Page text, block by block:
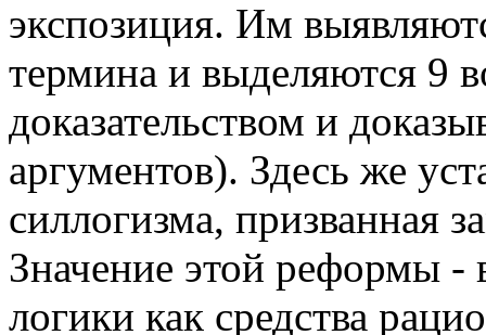
экспозиция. Им
термина и выделяются 9
доказательством и
аргументов). Здесь же
силлогизма, призванная
Значение этой реформы -
логики как средства